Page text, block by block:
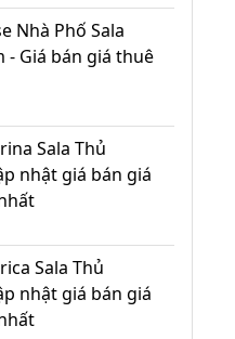
Nhà Phố Sala
- Giá bán giá thuê
Sala Thủ
nhật giá bán giá
Sala Thủ
nhật giá bán giá